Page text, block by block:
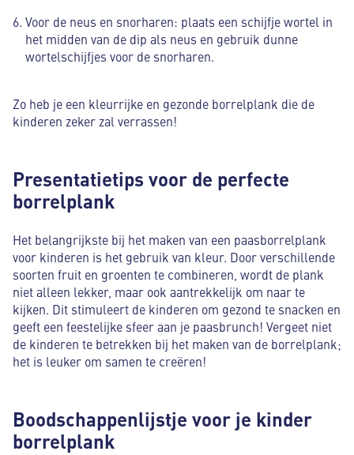
Voor de neus en snorharen: plaats een schijfje wortel in
het midden van de dip als neus en gebruik dunne
wortelschijfjes voor de snorharen.
Zo heb je een kleurrijke en gezonde borrelplank die de
kinderen zeker zal verrassen!
Presentatietips voor de perfecte
borrelplank
Het belangrijkste bij het maken van een paasborrelplank
voor kinderen is het gebruik van kleur. Door verschillende
soorten fruit en groenten te combineren, wordt de plank
niet alleen lekker, maar ook aantrekkelijk om naar te
kijken. Dit stimuleert de kinderen om gezond te snacken en
geeft een feestelijke sfeer aan je paasbrunch! Vergeet niet
de kinderen te betrekken bij het maken van de borrelplank;
het is leuker om samen te creëren!
Boodschappenlijstje voor je kinder
borrelplank